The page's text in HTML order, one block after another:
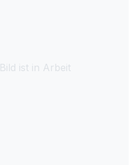
Bild ist in Arbeit